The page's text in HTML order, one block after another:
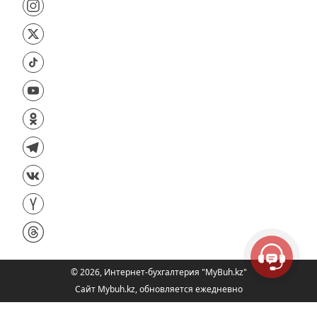
©2026, Интернет-бухгалтерия "MyBuh.kz"
Сайт Mybuh.kz, обновляется ежедневно